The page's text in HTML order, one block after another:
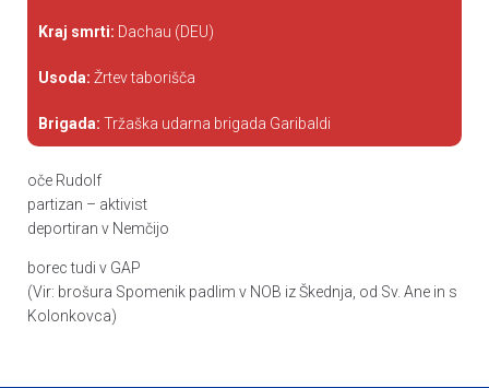
Kraj smrti: Dachau (DEU)
Usoda: Žrtev taborišča
Brigada: Tržaška udarna brigada Garibaldi
oče Rudolf
partizan – aktivist
deportiran v Nemčijo
borec tudi v GAP
(Vir: brošura Spomenik padlim v NOB iz Škednja, od Sv. Ane in s
Kolonkovca)